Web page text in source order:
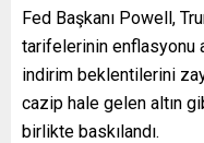
Fed Başkanı Powell,
tarifelerinin enflasyonu
indirim beklentilerini
cazip hale gelen altın
birlikte baskılandı.